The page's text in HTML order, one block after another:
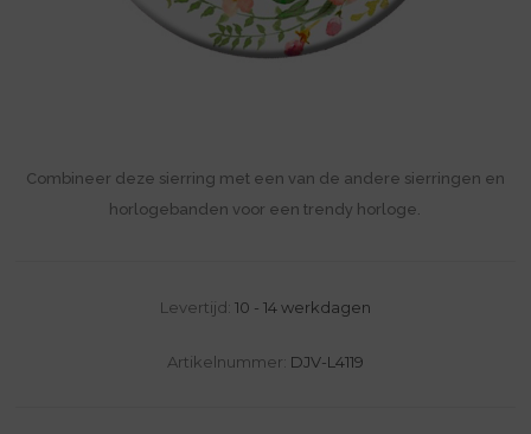
Combineer deze sierring met een van de andere sierringen en
horlogebanden voor een trendy horloge.
Levertijd: 10 - 14 werkdagen
Artikelnummer: DJV-L4119